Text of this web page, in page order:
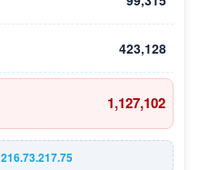
423,128
1,127,102
216.73.217.75